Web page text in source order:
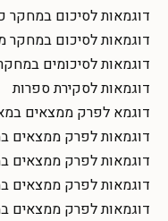
דוגמאות לסיכום במחקר
דוגמאות לסיכום במחקר
דוגמאות לסיכומים
דוגמאות לסקירת ספרות
דוגמא לפרק ממצאים
דוגמאות לפרק ממצאים
דוגמאות לפרק ממצאים
דוגמאות לפרק ממצאים
דוגמאות לפרק ממצאים